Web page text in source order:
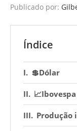
Publicado por:
Índice
💲Dólar
📈Ibovespa
Produção